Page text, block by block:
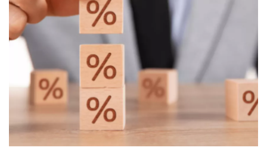
Asuransi Jiwa
Asuransi Kesehatan
Asuransi Syariah